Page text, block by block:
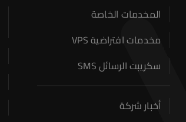
المخدمات الخاصة
مخدمات افتراضية VPS
سكريبت الرسائل SMS
أخبار شركة